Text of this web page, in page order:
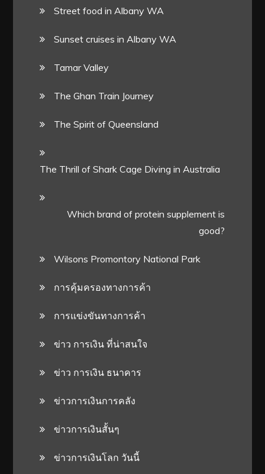
Street food in Albany WA
Sunset cruises in Albany WA
Tamar Valley
The Ghan Train Journey
The Spirit of Queensland
The Thrill of Shark Cage Diving in Australia
Which brand of protein supplement is
good?
Wilsons Promontory National Park
การคุ้มครองทางการค้า
การแข่งขันทางการค้า
ข่าว การเงิน ที่น่าสนใจ
ข่าว การเงิน ธนาคาร
ข่าวการเงินการคลัง
ข่าวการเงินสั้นๆ
ข่าวการเงินโลก วันนี้